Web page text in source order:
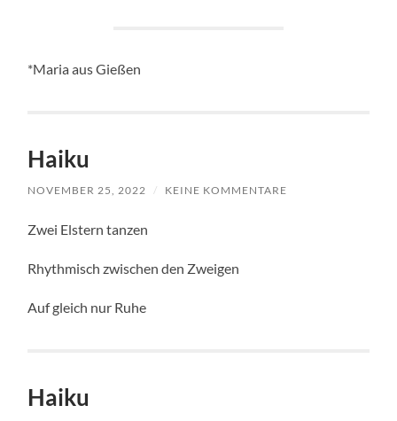
*Maria aus Gießen
Haiku
NOVEMBER 25, 2022 / KEINE KOMMENTARE
Zwei Elstern tanzen
Rhythmisch zwischen den Zweigen
Auf gleich nur Ruhe
Haiku